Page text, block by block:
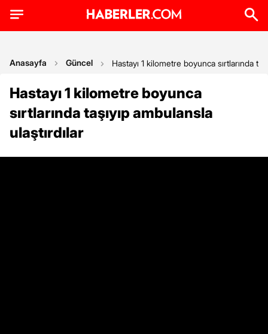
Anasayfa Güncel Hastayı 1 kilometre boyunca sırtlarında
Hastayı 1 kilometre boyunca
sırtlarında taşıyıp ambulansla
ulaştırdılar